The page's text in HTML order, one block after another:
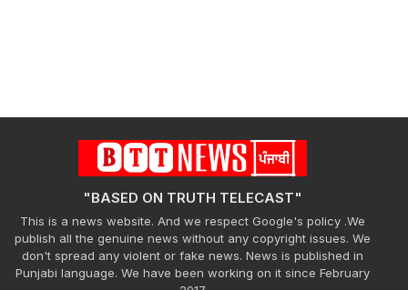
"BASED ON TRUTH TELECAST"
This is a news website. And we respect Google's policy .We
publish all the genuine news without any copyright issues. We
don't spread any violent or fake news. News is published in
Punjabi language. We have been working on it since February